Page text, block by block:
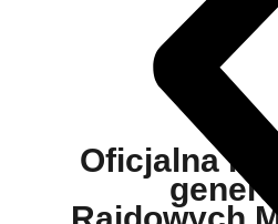
Oficjalna